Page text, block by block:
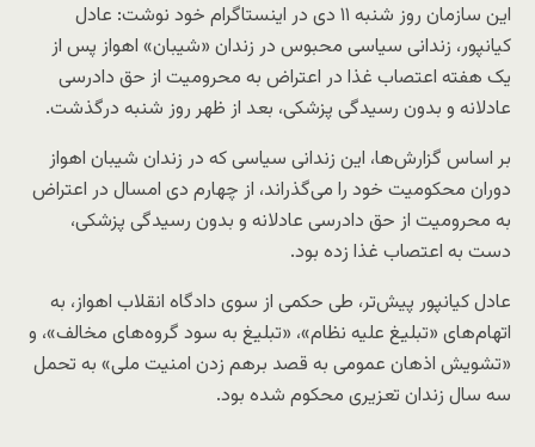
این سازمان روز شنبه ۱۱ دی در اینستاگرام خود نوشت: عادل
کیانپور‬، زندانی سیاسی محبوس در زندان «شیبان» اهواز پس از
یک هفته اعتصاب غذا در اعتراض به محرومیت از حق دادرسی
عادلانه و بدون رسیدگى پزشکى، بعد از ظهر روز شنبه درگذشت.
بر اساس گزارش‌ها، این زندانی سیاسی که در زندان شیبان اهواز
دوران محکومیت خود را می‌گذراند، از چهارم دی امسال در اعتراض
به محرومیت از حق دادرسی عادلانه و بدون رسیدگى پزشکى،
دست به اعتصاب غذا زده بود.
عادل کیانپور پیش‌تر، طی حکمی از سوی دادگاه انقلاب اهواز، به
اتهام‌های «تبلیغ علیه نظام»، «تبلیغ به سود گروه‌های مخالف»، و
«تشویش اذهان عمومی به قصد برهم زدن امنیت ملی» به تحمل
سه سال زندان تعزیری محکوم شده بود.